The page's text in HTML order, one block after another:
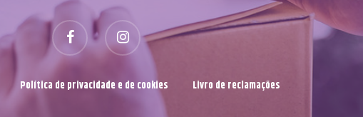
Política de privacidade e de cookies Livro de reclamações